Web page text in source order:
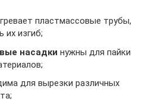
пластмассовые трубы,
их изгиб;
насадки нужны для пайки
для вырезки различных